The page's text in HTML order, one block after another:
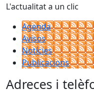
L'actualitat a un clic
Agenda
Avisos
Notícies
Publicacions
Adreces i